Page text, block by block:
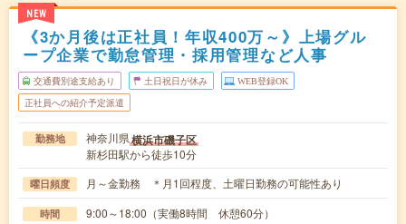
NEW
《3か月後は正社員！年収400万～》上場グル
ープ企業で勤怠管理・採用管理など人事
交通費別途支給あり 土日祝日が休み WEB登録OK
正社員への紹介予定派遣
勤務地 神奈川県横浜市磯子区
新杉田駅から徒歩10分
曜日頻度 月～金勤務 ＊月1回程度、土曜日勤務の可能性あり
時間 9:00～18:00（実働8時間 休憩60分）